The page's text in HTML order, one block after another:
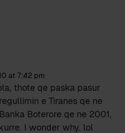
at 7:42 pm
thote qe paska pasur
e Tiranes qe ne
Boterore qe ne 2001,
I wonder why. lol